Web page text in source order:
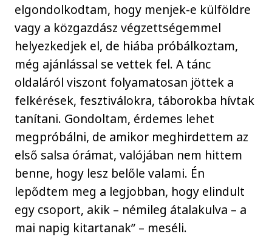
elgondolkodtam, hogy menjek-e külföldre
vagy a közgazdász végzettségemmel
helyezkedjek el, de hiába próbálkoztam,
még ajánlással se vettek fel. A tánc
oldaláról viszont folyamatosan jöttek a
felkérések, fesztiválokra, táborokba hívtak
tanítani. Gondoltam, érdemes lehet
megpróbálni, de amikor meghirdettem az
első salsa órámat, valójában nem hittem
benne, hogy lesz belőle valami. Én
lepődtem meg a legjobban, hogy elindult
egy csoport, akik – némileg átalakulva – a
mai napig kitartanak” – meséli.